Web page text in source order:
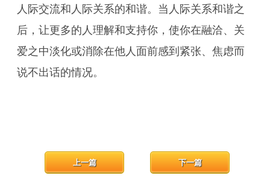
人际交流和人际关系的和谐。当人际关系和谐之
后，让更多的人理解和支持你，使你在融洽、关
爱之中淡化或消除在他人面前感到紧张、焦虑而
说不出话的情况。
下一篇
上一篇